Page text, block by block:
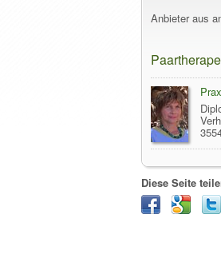
Anbieter aus
Diese Seite